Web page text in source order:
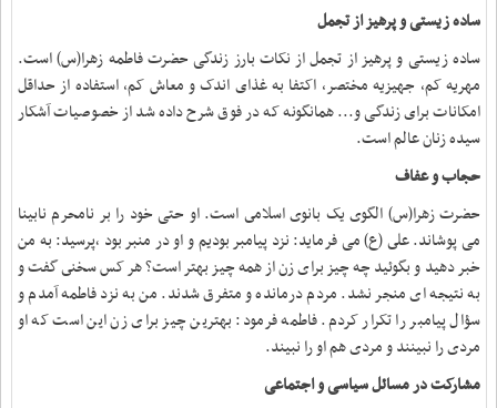
ساده زیستی و پرهیز از تجمل
ساده زیستی و پرهیز از تجمل از نکات بارز زندگی حضرت فاطمه زهرا(س) است.
مهریه کم، جهیزیه مختصر، اکتفا به غذای اندک و معاش کم، استفاده از حداقل
امکانات برای زندگی و... همانگونه که در فوق شرح داده شد از خصوصیات آشکار
سیده زنان عالم است.
حجاب و عفاف
حضرت زهرا(س) الگوى یک بانوى اسلامى است. او حتی خود را بر نامحرم نابینا
می پوشاند.
على (ع) می فرماید: نزد پیامبر بودیم و او در منبر بود ٬پرسید: به من
خبر دهید و بگوئید چه چیز براى زن از همه چیز بهتر است؟ هر کس سخنى گفت و
به نتیجه اى منجر نشد. مردم درمانده و متفرق شدند. من به نزد فاطمه آمدم و
سؤال پیامبر را تکرار کردم. فاطمه فرمود: بهترین چیز براى زن این است که او
مردى را نبینند و مردى هم او را نبیند.
مشارکت در مسائل سیاسی و اجتماعی